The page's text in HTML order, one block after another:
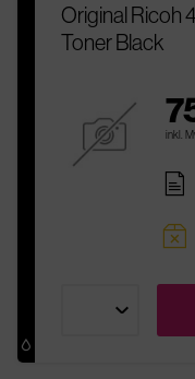
Original Ricoh
Toner Black
inkl.
pages
sold